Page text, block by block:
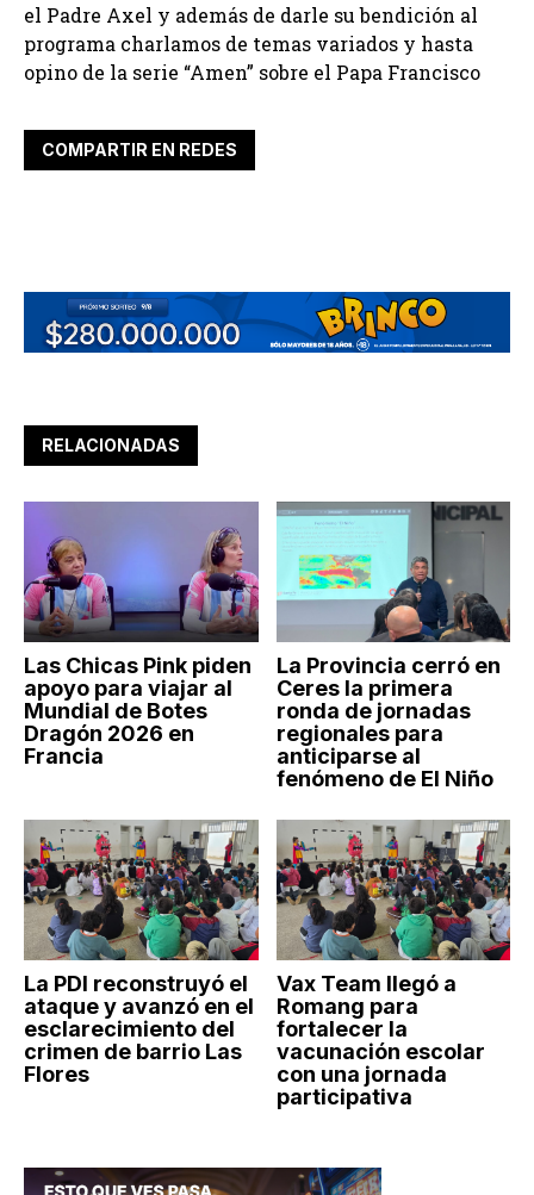
el Padre Axel y además de darle su bendición al
programa charlamos de temas variados y hasta
opino de la serie “Amen” sobre el Papa Francisco
COMPARTIR EN REDES
RELACIONADAS
Las Chicas Pink piden
apoyo para viajar al
Mundial de Botes
Dragón 2026 en
Francia
La Provincia cerró en
Ceres la primera
ronda de jornadas
regionales para
anticiparse al
fenómeno de El Niño
La PDI reconstruyó el
ataque y avanzó en el
esclarecimiento del
crimen de barrio Las
Flores
Vax Team llegó a
Romang para
fortalecer la
vacunación escolar
con una jornada
participativa